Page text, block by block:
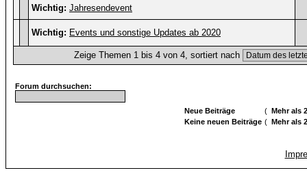
Wichtig: Jahresendevent
Wichtig: Events und sonstige Updates ab 2020
Zeige Themen 1 bis 4 von 4, sortiert nach
Forum durchsuchen:
Neue Beiträge ( Mehr als
Keine neuen Beiträge ( Mehr als